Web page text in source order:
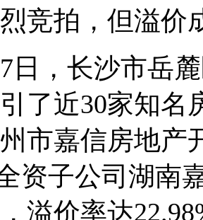
竞拍，但溢价
，长沙市岳麓
了近30家知名
市嘉信房地产
资子公司湖南
溢价率达